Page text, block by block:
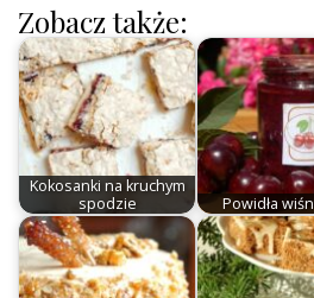
Zobacz także:
Kokosanki na kruchym
spodzie
Powidła